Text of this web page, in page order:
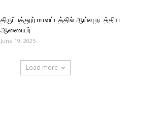
திருப்பத்தூர் மாவட்டத்தில் ஆய்வு நடத்திய
ஆணையர்
June 19, 2025
Load more